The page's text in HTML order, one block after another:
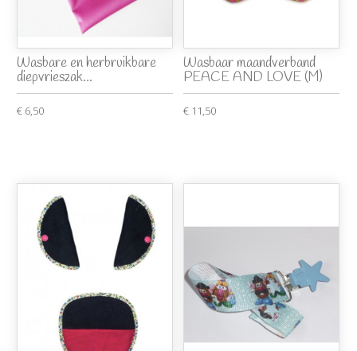
Wasbare en herbruikbare
diepvrieszak...
€ 6,50
Wasbaar maandverband
PEACE AND LOVE (M)
€ 11,50